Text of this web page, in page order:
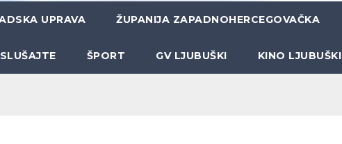
UPRAVA ŽUPANIJA ZAPADNOHERCEGOVAČKA
ŠPORT GV LJUBUŠKI KINO LJUBUŠKI